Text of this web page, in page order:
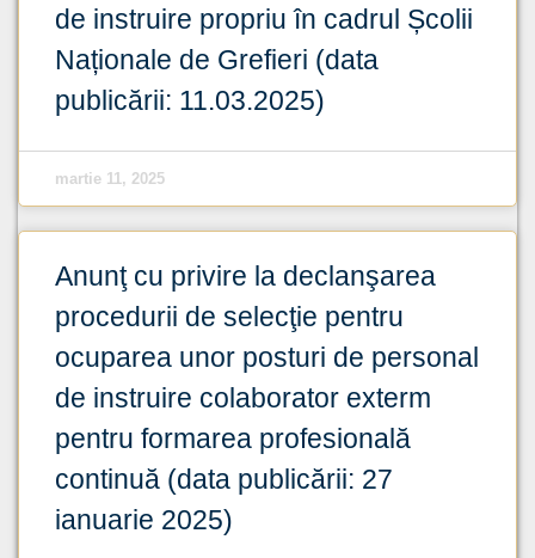
de instruire propriu în cadrul Școlii
Naționale de Grefieri (data
publicării: 11.03.2025)
martie 11, 2025
Anunţ cu privire la declanşarea
procedurii de selecţie pentru
ocuparea unor posturi de personal
de instruire colaborator exterm
pentru formarea profesională
continuă (data publicării: 27
ianuarie 2025)